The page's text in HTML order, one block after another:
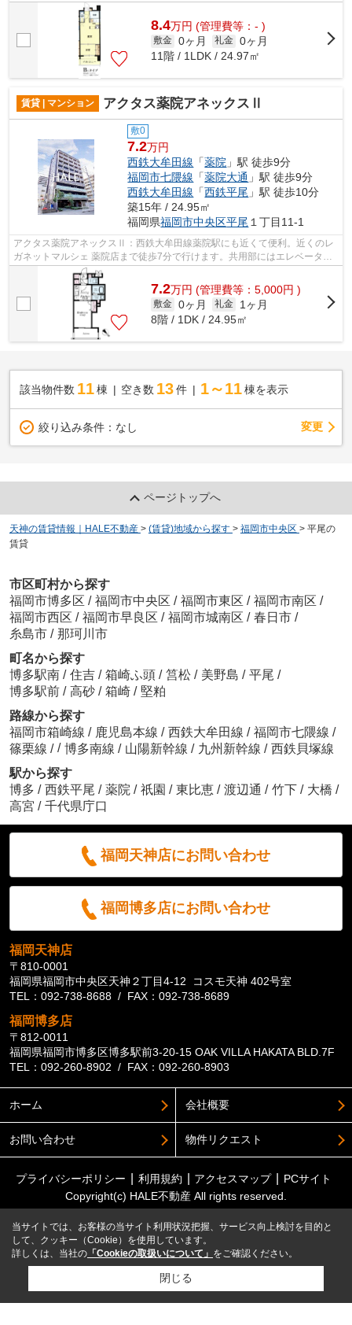
ごみ置き場・エレベータなどが揃って...
8.4万円 (管理費等：- )
敷金 0ヶ月 礼金 0ヶ月
11階 / 1LDK / 24.97㎡
賃貸 | マンション アクタス薬院アネックスⅡ
敷0
7.2万円
西鉄大牟田線 「薬院 」駅 徒歩9分
福岡市七隈線 「薬院大通 」駅 徒歩9分
西鉄大牟田線 「西鉄平尾 」駅 徒歩10分
築15年 / 24.95㎡
福岡県福岡市中央区平尾 １丁目11-1
アクタス薬院アネックスⅡ：西鉄大牟田線薬院駅にも近くて便利。近くのレ
ガネットマルシェ 薬院店まで徒歩7分で行けます。共用部にはエレベータ・
敷地内ごみ置き場など様々な設備やサー...
7.2万円 (管理費等：5,000円 )
敷金 0ヶ月 礼金
1ヶ月
8階 / 1DK / 24.95㎡
該当物件数 11棟 空き数 13 件 1～11 棟を表示
絞り込み条件： なし 変更
ページトップへ
天神の賃貸情報｜HALE不動産 > (賃貸)地域から探す > 福岡市中央区 > 平尾の
賃貸
市区町村から探す
福岡市博多区 / 福岡市中央区 / 福岡市東区 / 福岡市南区 /
福岡市西区 / 福岡市早良区 / 福岡市城南区 / 春日市 /
糸島市 / 那珂川市
町名から探す
博多駅南 / 住吉 / 箱崎ふ頭 / 筥松 / 美野島 / 平尾 /
博多駅前 / 高砂 / 箱崎 / 堅粕
路線から探す
福岡市箱崎線 / 鹿児島本線 / 西鉄大牟田線 / 福岡市七隈線 /
篠栗線 / / 博多南線 / 山陽新幹線 / 九州新幹線 / 西鉄貝塚線
駅から探す
博多 / 西鉄平尾 / 薬院 / 祇園 / 東比恵 / 渡辺通 / 竹下 / 大橋 /
高宮 / 千代県庁口
福岡天神店にお問い合わせ
福岡博多店にお問い合わせ
福岡天神店
〒810-0001
福岡県福岡市中央区天神２丁目4-12 コスモ天神 402号室
TEL：092-738-8688 / FAX：092-738-8689
福岡博多店
〒812-0011
福岡県福岡市博多区博多駅前3-20-15 OAK VILLA HAKATA BLD.7F
TEL：092-260-8902 / FAX：092-260-8903
ホーム 会社概要
お問い合わせ 物件リクエスト
プライバシーポリシー 利用規約 アクセスマップ
PCサイト
Copyright(c) HALE不動産 All rights reserved.
当サイトでは、お客様の当サイト利用状況把握、サービス向上検討を目的と
して、クッキー（Cookie）を使用しています。
詳しくは、当社の 「Cookieの取扱いについて」 をご確認ください。
閉じる